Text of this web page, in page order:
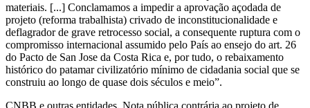
materiais. [...] Conclamamos a impedir a aprovação açodada de
projeto (reforma trabalhista) crivado de inconstitucionalidade e
deflagrador de grave retrocesso social, a consequente ruptura com o
compromisso internacional assumido pelo País ao ensejo do art. 26
do Pacto de San Jose da Costa Rica e, por tudo, o rebaixamento
histórico do patamar civilizatório mínimo de cidadania social que se
construiu ao longo de quase dois séculos e meio”.
CNBB e outras entidades. Nota pública contrária ao projeto de